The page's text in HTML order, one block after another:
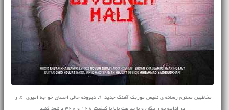
مخاطبین محترم رسانه ی نفیس موزیک آهنگ جدید ♬ دیوونه حالی احسان خواجه امیری ♬ را